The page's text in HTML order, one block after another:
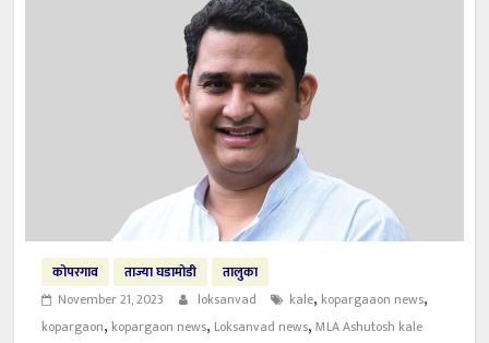
कोपरगाव ताज्या घडामोडी
तालुका
November 21, 2023
loksanvad kale, kopargaaon news,
kopargaon, kopargaon news, Loksanvad news,MLA Ashutosh kale